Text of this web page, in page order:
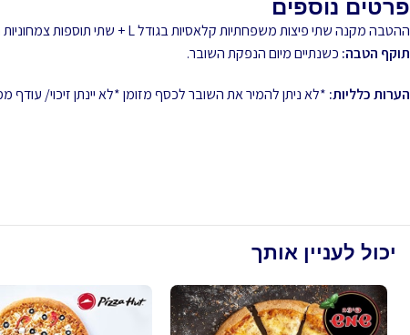
פרטים נוספים
ההטבה מקנה שתי פיצות משפחתיות קלאסיות בגודל L + שתי תוספות צמחוניות הזמנה מאתר או אפליקציית רשת פאפא ג'ונס
תוקף הטבה: כשנתיים מיום הנפקת השובר.
הערות כלליות: *לא ניתן להמיר את השובר לכסף מזומן *לא יינתן זיכוי/
יכול לעניין אותך